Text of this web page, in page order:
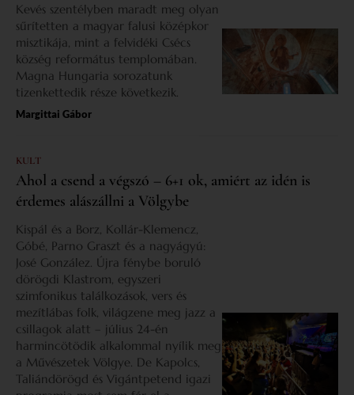
Kevés szentélyben maradt meg olyan
sűrítetten a magyar falusi középkor
misztikája, mint a felvidéki Csécs
község református templomában.
Magna Hungaria sorozatunk
tizenkettedik része következik.
Margittai Gábor
KULT
Ahol a csend a végszó – 6+1 ok, amiért az idén is
érdemes alászállni a Völgybe
Kispál és a Borz, Kollár-Klemencz,
Góbé, Parno Graszt és a nagyágyú:
José González. Újra fénybe boruló
dörögdi Klastrom, egyszeri
szimfonikus találkozások, vers és
mezítlábas folk, világzene meg jazz a
csillagok alatt – július 24-én
harmincötödik alkalommal nyílik meg
a Művészetek Völgye. De Kapolcs,
Taliándörögd és Vigántpetend igazi